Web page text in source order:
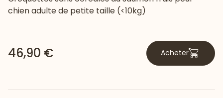
chien adulte de petite taille (<10kg)
46,90 € Acheter